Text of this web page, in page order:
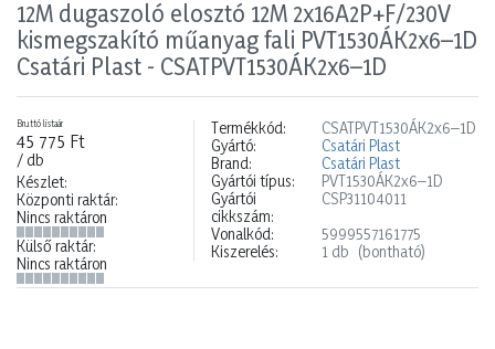
12M dugaszoló elosztó 12M 2x16A2P+F/230V
kismegszakító műanyag fali PVT1530ÁK2x6–1D
Csatári Plast - CSATPVT1530ÁK2x6–1D
Bruttó listaár
45 775 Ft
/ db
Készlet:
Központi raktár:
Nincs raktáron
Külső raktár:
Nincs raktáron
Termékkód:
CSATPVT1530ÁK2x6–1D
Gyártó:
Csatári Plast
Brand:
Csatári Plast
Gyártói típus:
PVT1530ÁK2x6–1D
Gyártói
cikkszám:
CSP31104011
Vonalkód:
5999557161775
Kiszerelés:
1 db (bontható)